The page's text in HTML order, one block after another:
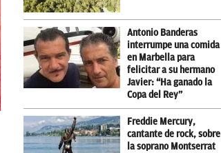
Antonio Banderas
interrumpe una comida
en Marbella para
felicitar a su hermano
Javier: “Ha ganado la
Copa del Rey”
Freddie Mercury,
cantante de rock, sobre
la soprano Montserrat